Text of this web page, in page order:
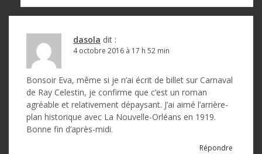
dasola dit :
4 octobre 2016 à 17 h 52 min
Bonsoir Eva, même si je n’ai écrit de billet sur Carnaval
de Ray Celestin, je confirme que c’est un roman
agréable et relativement dépaysant. J’ai aimé l’arrière-
plan historique avec La Nouvelle-Orléans en 1919.
Bonne fin d’après-midi.
Répondre